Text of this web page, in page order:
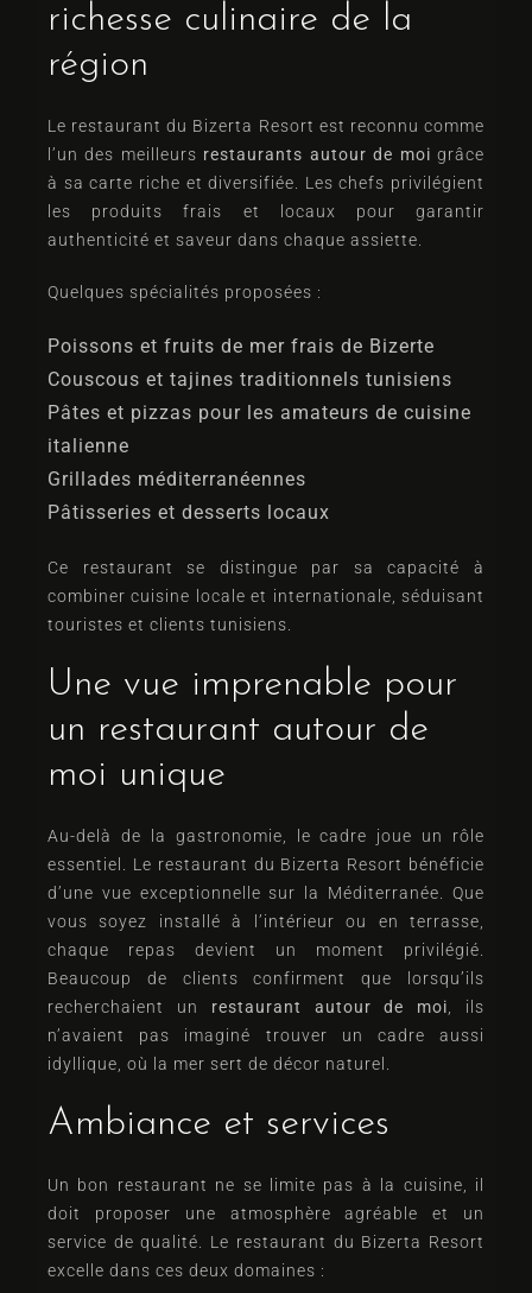
richesse culinaire de la
région
Le restaurant du Bizerta Resort est reconnu comme
l’un des meilleurs restaurants autour de moi grâce
à sa carte riche et diversifiée. Les chefs privilégient
les produits frais et locaux pour garantir
authenticité et saveur dans chaque assiette.
Quelques spécialités proposées :
Poissons et fruits de mer frais de Bizerte
Couscous et tajines traditionnels tunisiens
Pâtes et pizzas pour les amateurs de cuisine
italienne
Grillades méditerranéennes
Pâtisseries et desserts locaux
Ce restaurant se distingue par sa capacité à
combiner cuisine locale et internationale, séduisant
touristes et clients tunisiens.
Une vue imprenable pour
un restaurant autour de
moi unique
Au-delà de la gastronomie, le cadre joue un rôle
essentiel. Le restaurant du Bizerta Resort bénéficie
d’une vue exceptionnelle sur la Méditerranée. Que
vous soyez installé à l’intérieur ou en terrasse,
chaque repas devient un moment privilégié.
Beaucoup de clients confirment que lorsqu’ils
recherchaient un restaurant autour de moi , ils
n’avaient pas imaginé trouver un cadre aussi
idyllique, où la mer sert de décor naturel.
Ambiance et services
Un bon restaurant ne se limite pas à la cuisine, il
doit proposer une atmosphère agréable et un
service de qualité. Le restaurant du Bizerta Resort
excelle dans ces deux domaines :